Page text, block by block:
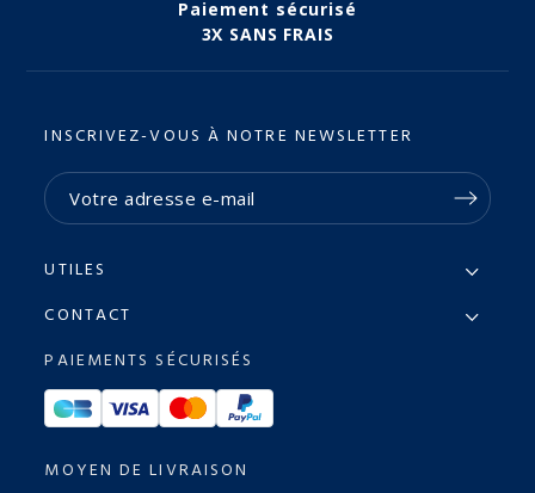
Paiement sécurisé
3X SANS FRAIS
INSCRIVEZ-VOUS À NOTRE NEWSLETTER
UTILES
CONTACT
PAIEMENTS SÉCURISÉS
MOYEN DE LIVRAISON